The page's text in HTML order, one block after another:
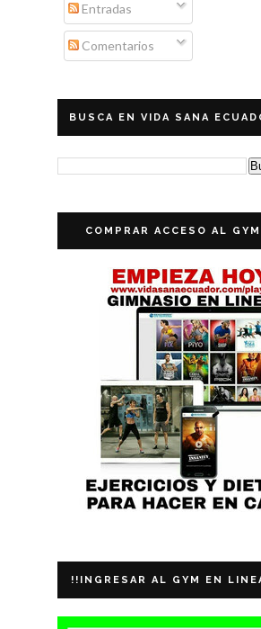
Entradas
Comentarios
BUSCA EN VIDA SANA
COMPRAR ACCESO AL GYM
!!INGRESAR AL GYM EN